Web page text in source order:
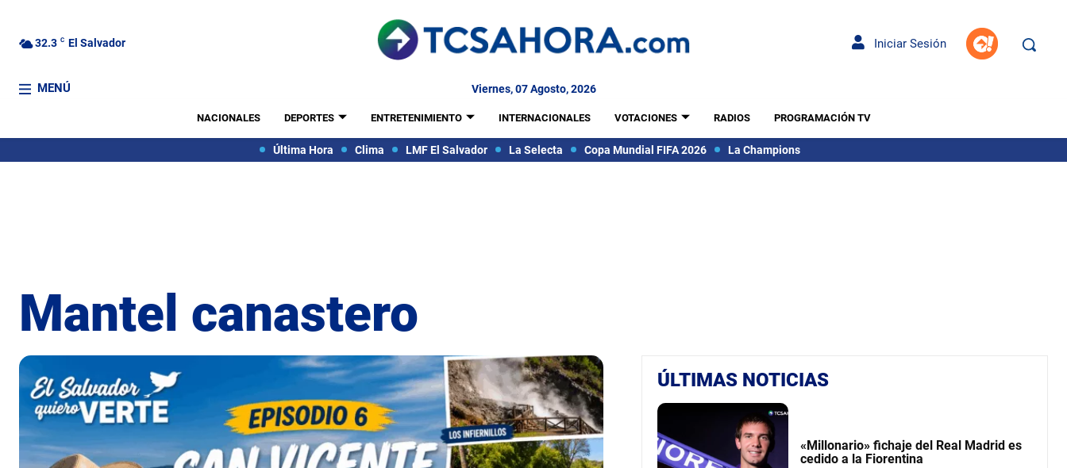
32.3 C El Salvador Iniciar Sesión
MENÚ Viernes, 07 Agosto, 2026
NACIONALES DEPORTES ENTRETENIMIENTO INTERNACIONALES VOTACIONES RADIOS PROGRAMACIÓN TV
Última Hora Clima LMF El Salvador La Selecta Copa Mundial FIFA 2026 La Champions
Mantel canastero
ÚLTIMAS NOTICIAS
«Millonario» fichaje del Real Madrid es
cedido a la Fiorentina